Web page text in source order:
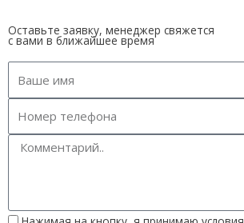
Оставьте заявку, менеджер свяжется
с вами в ближайшее время